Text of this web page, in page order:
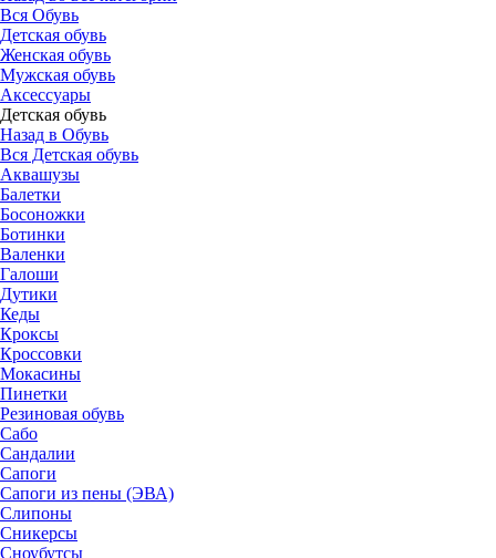
Вся Обувь
Детская обувь
Женская обувь
Мужская обувь
Аксессуары
Детская обувь
Назад в Обувь
Вся Детская обувь
Аквашузы
Балетки
Босоножки
Ботинки
Валенки
Галоши
Дутики
Кеды
Кроксы
Кроссовки
Мокасины
Пинетки
Резиновая обувь
Сабо
Сандалии
Сапоги
Сапоги из пены (ЭВА)
Слипоны
Сникерсы
Сноубутсы